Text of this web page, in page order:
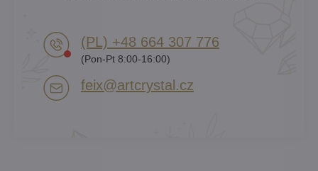
(PL) +48 664 307 776
(Pon-Pt 8:00-16:00)
feix​@artcrystal​.cz